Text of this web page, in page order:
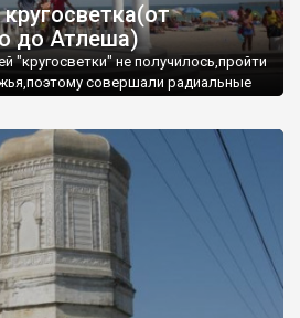
до Атлеша)
"кругосветки" не получилось,пройти
совершали радиальные